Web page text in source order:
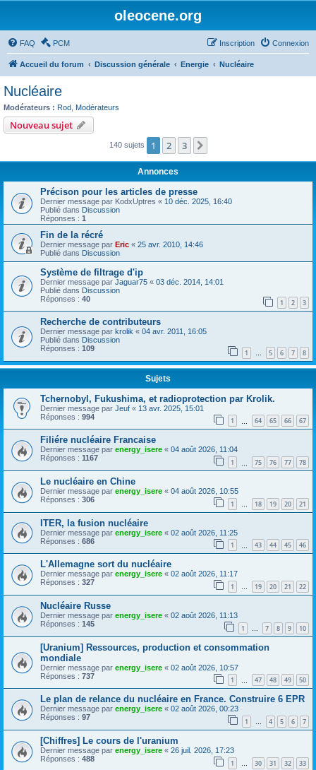
oleocene.org
FAQ PCM Connexion
Inscription
Accueil du forum Discussion générale Energie Nucléaire
Nucléaire
Modérateurs : Rod Modérateurs
Nouveau sujet
140 sujets 1 2 3
Annonces
Précison pour les articles de presse
Dernier message par KodxUptres « 10 déc. 2025, 16:40
Publié dans Discussion
Réponses : 1
Fin de la récré
Dernier message par Eric « 25 avr. 2010, 14:46
Publié dans Discussion
Système de filtrage d'ip
Dernier message par Jaguar75 « 03 déc. 2014, 14:01
Publié dans Discussion
Réponses : 40 1 2 3
Recherche de contributeurs
Dernier message par krolik « 04 avr. 2011, 16:05
Publié dans Discussion
Réponses : 109 1 … 5 6 7 8
Sujets
Tchernobyl, Fukushima, et radioprotection par Krolik.
Dernier message par Jeuf « 13 avr. 2025, 15:01
Réponses : 994 1 64 65 66 67
Filiére nucléaire Francaise
Dernier message par energy_isere « 04 août 2026, 11:04
Réponses : 1167 1 75 76 77 78
Le nucléaire en Chine
Dernier message par energy_isere « 04 août 2026, 10:55
Réponses : 306 1 … 18 19 20 21
ITER, la fusion nucléaire
Dernier message par energy_isere « 02 août 2026, 11:25
Réponses : 686 1 43 44 45 46
L'Allemagne sort du nucléaire
Dernier message par energy_isere « 02 août 2026, 11:17
Réponses : 327 1 … 19 20 21 22
Nucléaire Russe
Dernier message par energy_isere « 02 août 2026, 11:13
Réponses : 145 1 … 7 8 9 10
[Uranium] Ressources, production et consommation
mondiale
Dernier message par energy_isere « 02 août 2026, 10:57
Réponses : 737 1 47 48 49 50
Le plan de relance du nucléaire en France. Construire 6 EPR
Dernier message par energy_isere « 02 août 2026, 00:23
Réponses : 97 1 … 4 5 6 7
[Chiffres] Le cours de l'uranium
Dernier message par energy_isere « 26 juil. 2026, 17:23
Réponses : 488 1 … 30 31 32 33